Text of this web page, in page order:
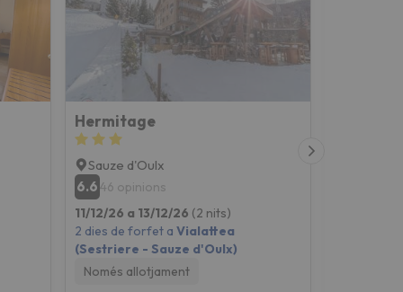
Hermitage
Sauze d'Oulx
6.646 opinions
11/12/26 a 13/12/26 (2 nits)
2 dies de forfet aVialattea
(Sestriere - Sauze d'Oulx)
Només allotjament